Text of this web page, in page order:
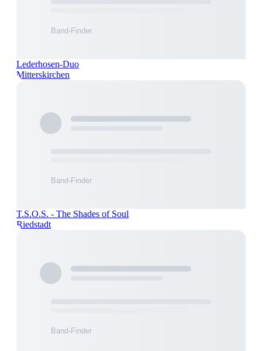
Lederhosen-Duo
Mitterskirchen
T.S.O.S. - The Shades of Soul
Riedstadt